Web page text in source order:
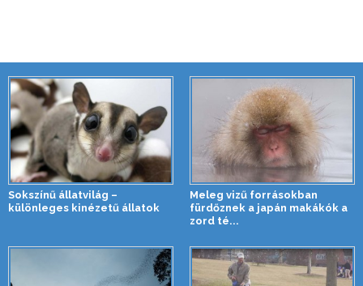
Sokszínű állatvilág –
különleges kinézetű állatok
Meleg vizű forrásokban
fürdőznek a japán makákók a
zord té...